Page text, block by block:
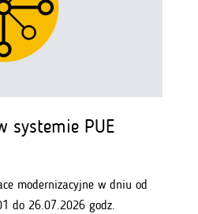
systemie PUE
modernizacyjne w dniu od
do 26.07.2026 godz.